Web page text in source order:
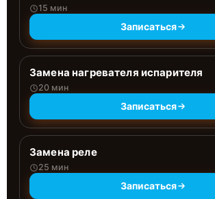
15 мин
Записаться
Замена нагревателя испарителя
20 мин
Записаться
Замена реле
25 мин
Записаться